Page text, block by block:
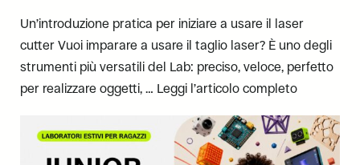
Un’introduzione pratica per iniziare a usare il laser
cutter Vuoi imparare a usare il taglio laser? È uno degli
strumenti più versatili del Lab: preciso, veloce, perfetto
per realizzare oggetti, … Leggi l’articolo completo